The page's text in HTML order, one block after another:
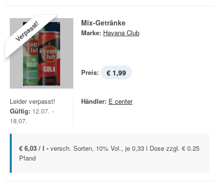
Verpasst! Mix-Getränke
Marke: Havana Club
Preis: € 1,99
Leider verpasst!
Gültig: 12.07. -
18.07.
Händler: E center
€ 6,03 / l - versch. Sorten, 10% Vol., je 0,33 l Dose zzgl. € 0.25
Pfand